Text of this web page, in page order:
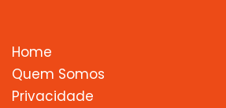
Home
Quem Somos
Privacidade